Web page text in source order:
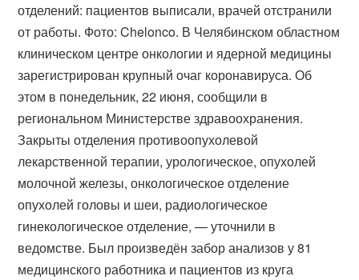
отделений: пациентов выписали, врачей отстранили
от работы. Фото: Chelonco. В Челябинском областном
клиническом центре онкологии и ядерной медицины
зарегистрирован крупный очаг коронавируса. Об
этом в понедельник, 22 июня, сообщили в
региональном Министерстве здравоохранения.
Закрыты отделения противоопухолевой
лекарственной терапии, урологическое, опухолей
молочной железы, онкологическое отделение
опухолей головы и шеи, радиологическое
гинекологическое отделение, — уточнили в
ведомстве. Был произведён забор анализов у 81
медицинского работника и пациентов из круга